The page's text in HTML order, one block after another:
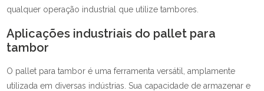
qualquer operação industrial que utilize tambores.
Aplicações industriais do pallet para
tambor
O pallet para tambor é uma ferramenta versátil, amplamente
utilizada em diversas indústrias. Sua capacidade de armazenar e